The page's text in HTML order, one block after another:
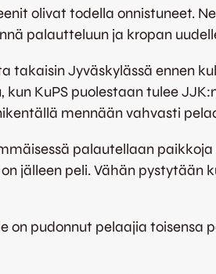
olivat todella onnistuneet.
palautteluun ja kropan
takaisin Jyväskylässä ennen
KuPS puolestaan tulee
mennään vahvasti
palautellaan
jälleen peli. Vähän
pudonnut pelaajia toisensa